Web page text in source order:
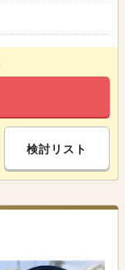
検討リスト